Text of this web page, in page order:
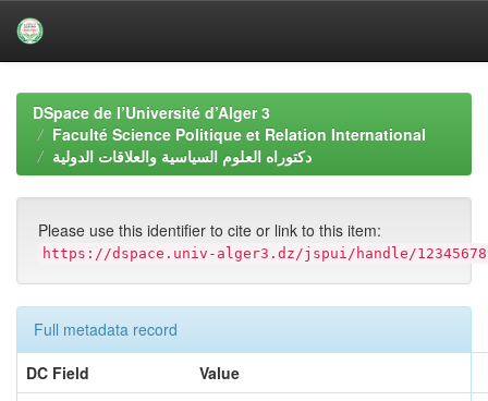
navigationDSpace de l’Université d’Alger 3
Faculté Science Politique et Relation International
دكتوراه العلوم السياسية والعلاقات الدولية
Please use this identifier to cite or link to this item:
https://dspace.univ-alger3.dz/jspui/handle/
Full metadata record
DC Field
Value